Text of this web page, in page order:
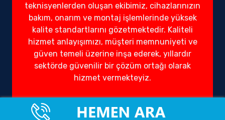
teknisyenlerden oluşan ekibimiz, cihazlarınızın
bakım, onarım ve montaj işlemlerinde yüksek
kalite standartlarını gözetmektedir. Kaliteli
hizmet anlayışımızı, müşteri memnuniyeti ve
güven temeli üzerine inşa ederek, yıllardır
sektörde güvenilir bir çözüm ortağı olarak
hizmet vermekteyiz.